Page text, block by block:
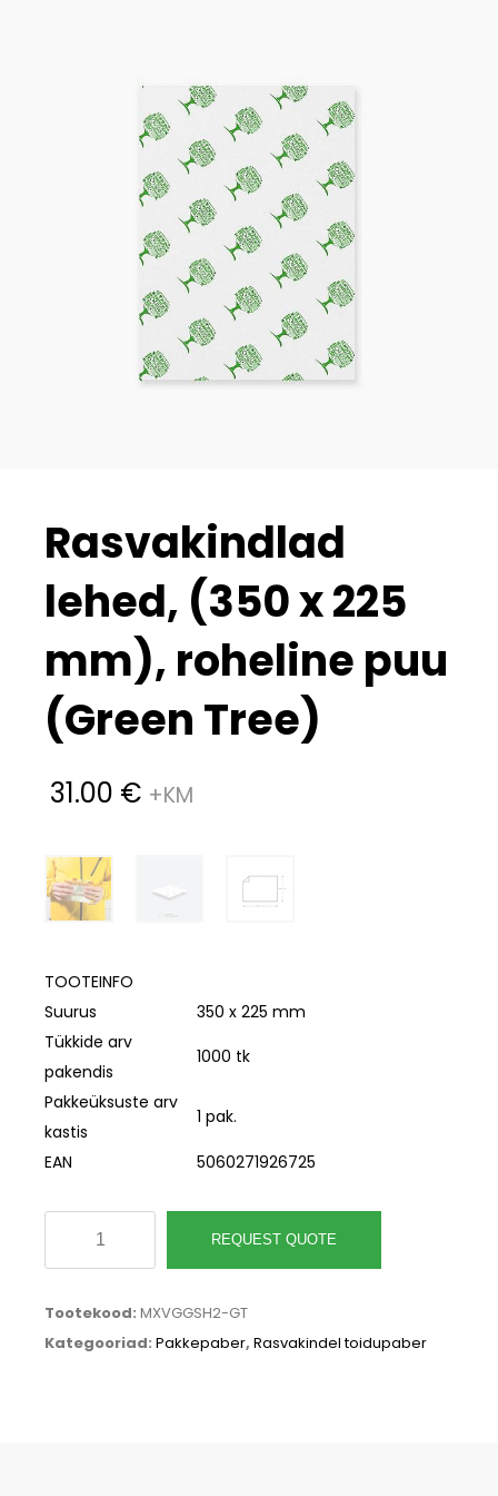
Rasvakindlad
lehed, (350 x 225
mm), roheline puu
(Green Tree)
31.00 €
TOOTEINFO
Suurus
350 x 225 mm
Tükkide arv
pakendis
1000 tk
Pakkeüksuste arv
kastis
1 pak.
EAN 5060271926725
x
225
REQUEST QUOTE
Tootekood: MXVGGSH2-GT
Kategooriad: Pakkepaber, Rasvakindel toidupaber